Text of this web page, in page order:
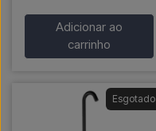
Adicionar ao
carrinho
Esgotado